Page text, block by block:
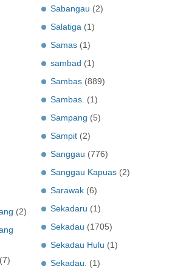
(2)
(7)
Sabangau (2)
Salatiga (1)
Samas (1)
sambad (1)
Sambas (889)
Sambas. (1)
Sampang (5)
Sampit (2)
Sanggau (776)
Sanggau Kapuas (2)
Sarawak (6)
Sekadaru (1)
Sekadau (1705)
Sekadau Hulu (1)
Sekadau.
(1)